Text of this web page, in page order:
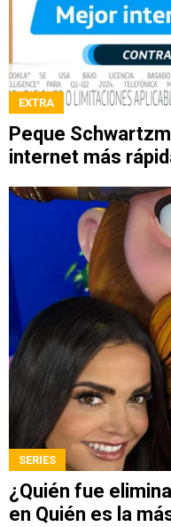
EXTRA
Peque
internet más
SERIES
¿Quién fue
en Quién es la